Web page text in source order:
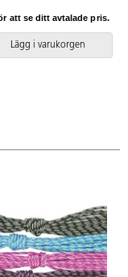
att se ditt avtalade pris.
Lägg i varukorgen